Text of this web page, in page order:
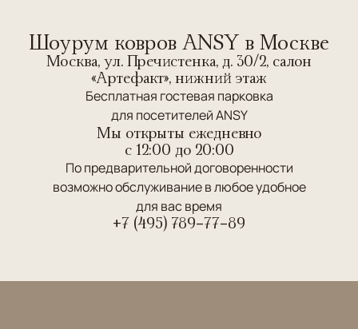
Шоурум ковров ANSY в Москве
Москва, ул. Пречистенка, д. 30/2, салон
«Артефакт», нижний этаж
Бесплатная гостевая парковка
для посетителей ANSY
Мы открыты ежедневно
c 12:00 до 20:00
По предварительной договоренности
возможно обслуживание в любое удобное
для вас время
+7 (495) 789-77-89